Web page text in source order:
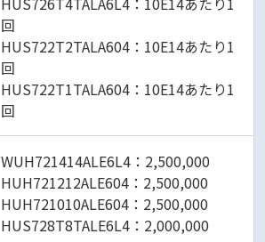
回
HUS722T2TALA604：10E14あたり1
回
HUS722T1TALA604：10E14あたり1
回
WUH721414ALE6L4：2,500,000
HUH721212ALE604：2,500,000
HUH721010ALE604：2,500,000
HUS728T8TALE6L4：2,000,000